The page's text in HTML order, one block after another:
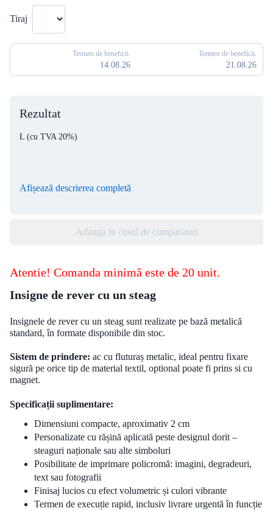
Tiraj
Termen de beneficii.
14.08.26
Termen de beneficii.
21.08.26
Rezultat
L (cu TVA 20%)
Afișează descrierea completă
Adauga in cosul de cumparaturi
Atentie! Comanda minimă este de 20 unit.
Insigne de rever cu un steag
Insignele de rever cu un steag sunt realizate pe bază metalică
standard, în formate disponibile din stoc.
Sistem de prindere: ac cu fluturaș metalic, ideal pentru fixare
sigură pe orice tip de material textil, optional poate fi prins si cu
magnet.
Specificații suplimentare:
Dimensiuni compacte, aproximativ 2 cm
Personalizate cu rășină aplicată peste designul dorit –
steaguri naționale sau alte simboluri
Posibilitate de imprimare policromă: imagini, degradeuri,
text sau fotografii
Finisaj lucios cu efect volumetric și culori vibrante
Termen de execuție rapid, inclusiv livrare urgentă în funcție